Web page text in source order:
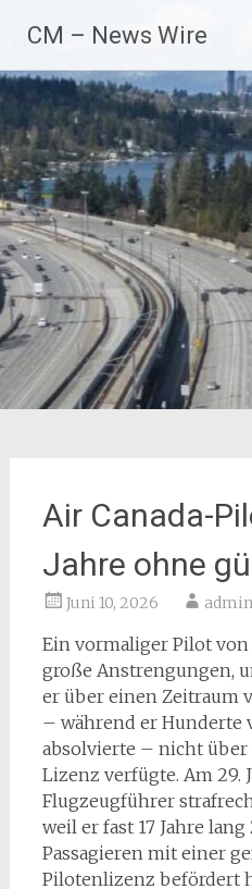
Inhalt
springen
CM – News Wire
Air Canada-
Jahre ohne
Juni 10, 2026 admin
Ein vormaliger Pilot
große Anstrengungen,
er über einen Zeitraum
– während er Hunderte
absolvierte – nicht
Lizenz verfügte. Am 29.
Flugzeugführer
weil er fast 17 Jahre
Passagieren mit einer
Pilotenlizenz befördert